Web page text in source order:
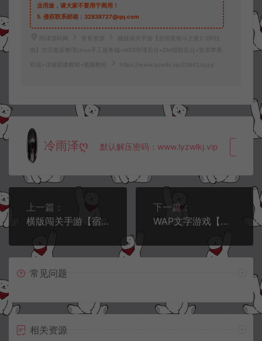
业用途，请大家不要用于商用！
5. 侵权联系邮箱：32838727@qq.com
阿泽源码网 寄售资源
横版闯关手游【全明星格斗之夜2.0阿拉
德】10月最新整理Linux手工服务端+WEB管理后台+GM授权后台+安卓苹果
双端+详细搭建教程+视频教程 https://www.lyzwlkj.vip/23642/syzy/
冷雨泽ღ 默认解压密码：www.lyzwlkj.vip
上一篇：
横版闯关手游【宿命阿拉德65版本】5月最新整理Linux手工服务端+中文表+WEB管理后台+GM授权后台+安卓苹果双端+详细搭建教程
下一篇：
WAP文字游戏【夺宝中华H5】10月最新整理Win一键单机服务端+管理后台+解压即玩
常见问题
相关资源